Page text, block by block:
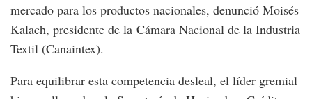
mercado para los productos nacionales, denunció Moisés
Kalach, presidente de la Cámara Nacional de la Industria
Textil (Canaintex).
Para equilibrar esta competencia desleal, el líder gremial